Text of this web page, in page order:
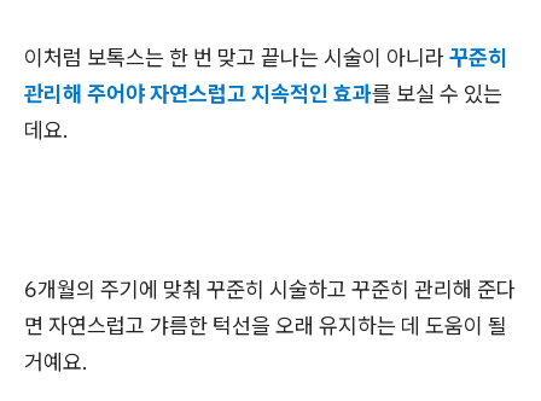
이처럼 보톡스는 한 번 맞고 끝나는 시술이 아니라꾸준히
관리해 주어야 자연스럽고 지속적인 효과를 보실 수 있는
데요.
6개월의 주기에 맞춰 꾸준히 시술하고 꾸준히 관리해 준다
면 자연스럽고 갸름한 턱선을 오래 유지하는 데 도움이 될
거예요.